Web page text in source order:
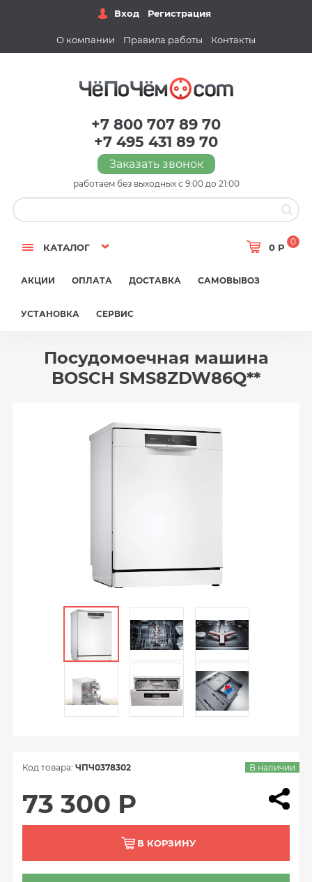
Вход Регистрация
О компании Правила работы Контакты
+7 800 707 89 70
+7 495 431 89 70
Заказать звонок
работаем без выходных с 9:00 до 21:00
КАТАЛОГ 0 Р
0
АКЦИИ ОПЛАТА ДОСТАВКА САМОВЫВОЗ
УСТАНОВКА СЕРВИС
Посудомоечная машина
BOSCH SMS8ZDW86Q**
Код товара: ЧПЧ0378302 В наличии
73 300 Р
В КОРЗИНУ